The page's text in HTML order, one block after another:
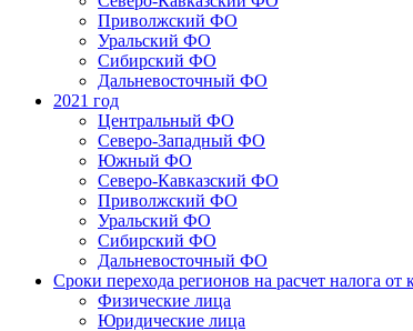
Приволжский ФО
Уральский ФО
Сибирский ФО
Дальневосточный ФО
2021 год
Центральный ФО
Северо-Западный ФО
Южный ФО
Северо-Кавказский ФО
Приволжский ФО
Уральский ФО
Сибирский ФО
Дальневосточный ФО
Сроки перехода регионов на расчет налога от
Физические лица
Юридические лица